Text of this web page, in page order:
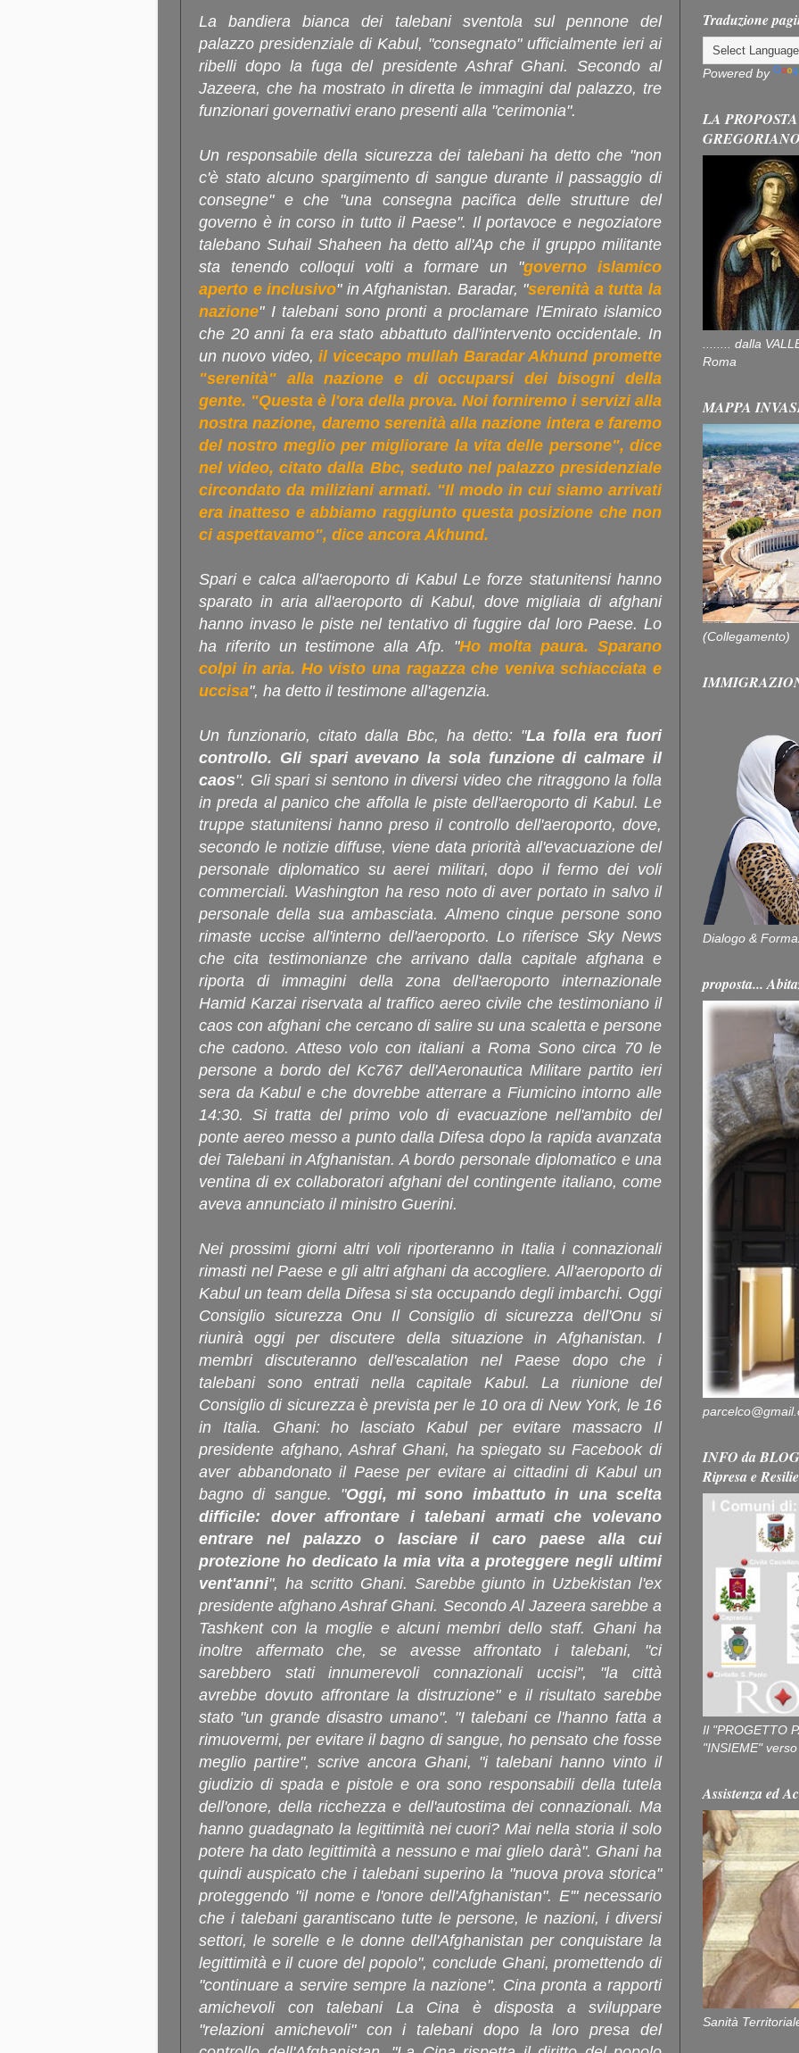
La bandiera bianca dei talebani sventola sul pennone del
palazzo presidenziale di Kabul, "consegnato" ufficialmente ieri ai
ribelli dopo la fuga del presidente Ashraf Ghani. Secondo al
Jazeera, che ha mostrato in diretta le immagini dal palazzo, tre
funzionari governativi erano presenti alla "cerimonia".
Un responsabile della sicurezza dei talebani ha detto che "non
c'è stato alcuno spargimento di sangue durante il passaggio di
consegne" e che "una consegna pacifica delle strutture del
governo è in corso in tutto il Paese". Il portavoce e negoziatore
talebano Suhail Shaheen ha detto all'Ap che il gruppo militante
sta tenendo colloqui volti a formare un "governo islamico
aperto e inclusivo" in Afghanistan. Baradar, "serenità a tutta la
nazione" I talebani sono pronti a proclamare l'Emirato islamico
che 20 anni fa era stato abbattuto dall'intervento occidentale. In
un nuovo video,il vicecapo mullah Baradar Akhund promette
"serenità" alla nazione e di occuparsi dei bisogni della
gente. "Questa è l'ora della prova. Noi forniremo i servizi alla
nostra nazione, daremo serenità alla nazione intera e faremo
del nostro meglio per migliorare la vita delle persone", dice
nel video, citato dalla Bbc, seduto nel palazzo presidenziale
circondato da miliziani armati. "Il modo in cui siamo arrivati
era inatteso e abbiamo raggiunto questa posizione che non
ci aspettavamo", dice ancora Akhund.
Spari e calca all'aeroporto di Kabul Le forze statunitensi hanno
sparato in aria all'aeroporto di Kabul, dove migliaia di afghani
hanno invaso le piste nel tentativo di fuggire dal loro Paese. Lo
ha riferito un testimone alla Afp. "Ho molta paura. Sparano
colpi in aria. Ho visto una ragazza che veniva schiacciata e
uccisa", ha detto il testimone all'agenzia.
Un funzionario, citato dalla Bbc, ha detto: "La folla era fuori
controllo. Gli spari avevano la sola funzione di calmare il
caos". Gli spari si sentono in diversi video che ritraggono la folla
in preda al panico che affolla le piste dell'aeroporto di Kabul. Le
truppe statunitensi hanno preso il controllo dell'aeroporto, dove,
secondo le notizie diffuse, viene data priorità all'evacuazione del
personale diplomatico su aerei militari, dopo il fermo dei voli
commerciali. Washington ha reso noto di aver portato in salvo il
personale della sua ambasciata. Almeno cinque persone sono
rimaste uccise all'interno dell'aeroporto. Lo riferisce Sky News
che cita testimonianze che arrivano dalla capitale afghana e
riporta di immagini della zona dell'aeroporto internazionale
Hamid Karzai riservata al traffico aereo civile che testimoniano il
caos con afghani che cercano di salire su una scaletta e persone
che cadono. Atteso volo con italiani a Roma Sono circa 70 le
persone a bordo del Kc767 dell'Aeronautica Militare partito ieri
sera da Kabul e che dovrebbe atterrare a Fiumicino intorno alle
14:30. Si tratta del primo volo di evacuazione nell'ambito del
ponte aereo messo a punto dalla Difesa dopo la rapida avanzata
dei Talebani in Afghanistan. A bordo personale diplomatico e una
ventina di ex collaboratori afghani del contingente italiano, come
aveva annunciato il ministro Guerini.
Nei prossimi giorni altri voli riporteranno in Italia i connazionali
rimasti nel Paese e gli altri afghani da accogliere. All'aeroporto di
Kabul un team della Difesa si sta occupando degli imbarchi. Oggi
Consiglio sicurezza Onu Il Consiglio di sicurezza dell'Onu si
riunirà oggi per discutere della situazione in Afghanistan. I
membri discuteranno dell'escalation nel Paese dopo che i
talebani sono entrati nella capitale Kabul. La riunione del
Consiglio di sicurezza è prevista per le 10 ora di New York, le 16
in Italia. Ghani: ho lasciato Kabul per evitare massacro Il
presidente afghano, Ashraf Ghani, ha spiegato su Facebook di
aver abbandonato il Paese per evitare ai cittadini di Kabul un
bagno di sangue. "Oggi, mi sono imbattuto in una scelta
difficile: dover affrontare i talebani armati che volevano
entrare nel palazzo o lasciare il caro paese alla cui
protezione ho dedicato la mia vita a proteggere negli ultimi
vent'anni", ha scritto Ghani. Sarebbe giunto in Uzbekistan l'ex
presidente afghano Ashraf Ghani. Secondo Al Jazeera sarebbe a
Tashkent con la moglie e alcuni membri dello staff. Ghani ha
inoltre affermato che, se avesse affrontato i talebani, "ci
sarebbero stati innumerevoli connazionali uccisi", "la città
avrebbe dovuto affrontare la distruzione" e il risultato sarebbe
stato "un grande disastro umano". "I talebani ce l'hanno fatta a
rimuovermi, per evitare il bagno di sangue, ho pensato che fosse
meglio partire", scrive ancora Ghani, "i talebani hanno vinto il
giudizio di spada e pistole e ora sono responsabili della tutela
dell'onore, della ricchezza e dell'autostima dei connazionali. Ma
hanno guadagnato la legittimità nei cuori? Mai nella storia il solo
potere ha dato legittimità a nessuno e mai glielo darà". Ghani ha
quindi auspicato che i talebani superino la "nuova prova storica"
proteggendo "il nome e l'onore dell'Afghanistan". E'" necessario
che i talebani garantiscano tutte le persone, le nazioni, i diversi
settori, le sorelle e le donne dell'Afghanistan per conquistare la
legittimità e il cuore del popolo", conclude Ghani, promettendo di
"continuare a servire sempre la nazione". Cina pronta a rapporti
amichevoli con talebani La Cina è disposta a sviluppare
"relazioni amichevoli" con i talebani dopo la loro presa del
Traduzione
Powered by
LA
........ dalla
Roma
MAPPA
(Collegamento)
Dialogo &
proposta...
INFO da
Ripresa e
Il "PROGETTO
"INSIEME"
Assistenza ed
Sanità